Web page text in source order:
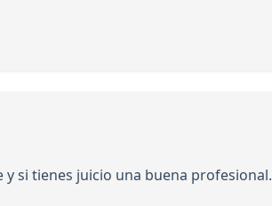
si tienes juicio una buena profesional.